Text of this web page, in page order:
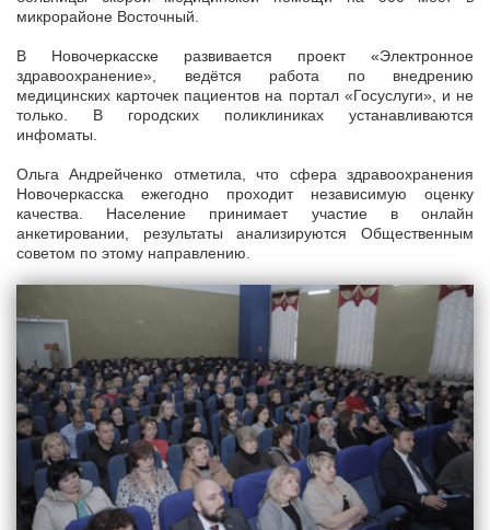
микрорайоне Восточный.
В Новочеркасске развивается проект «Электронное
здравоохранение», ведётся работа по внедрению
медицинских карточек пациентов на портал «Госуслуги», и не
только. В городских поликлиниках устанавливаются
инфоматы.
Ольга Андрейченко отметила, что сфера здравоохранения
Новочеркасска ежегодно проходит независимую оценку
качества. Население принимает участие в онлайн
анкетировании, результаты анализируются Общественным
советом по этому направлению.